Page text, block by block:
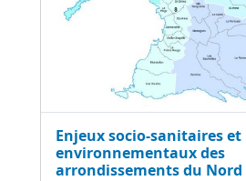
Enjeux socio-sanitaires et
environnementaux des
arrondissements du Nord